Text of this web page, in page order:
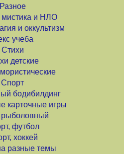
Разное
мистика и НЛО
и оккультизм
учеба
Стихи
детские
Спорт
бодибилдинг
карточные игры
футбол
хоккей
разные темы